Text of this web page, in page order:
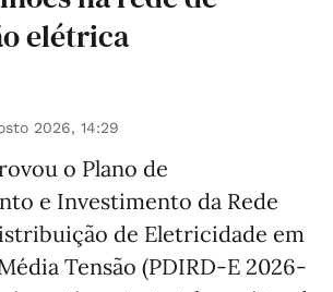
elétrica
2026, 14:29
o Plano de
e Investimento da Rede
de Eletricidade em
Tensão (PDIRD-E 2026-